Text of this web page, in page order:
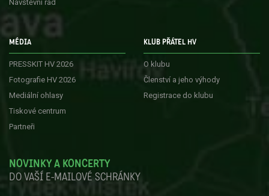
Návštěvní řád
MÉDIA
PRESSKIT HV 2026
Fotografie HV 2026
Mediální ohlasy
Tiskové centrum
Partneři
KLUB PŘÁTEL HV
O klubu
Členství a jeho výhody
Registrace do klubu
NOVINKY A KONCERTY
DO VAŠÍ E-MAILOVÉ SCHRÁNKY